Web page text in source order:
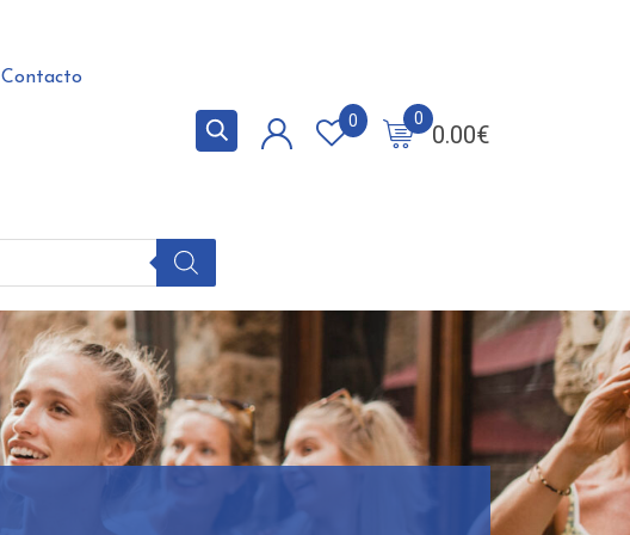
Contacto
0.00€
0
0